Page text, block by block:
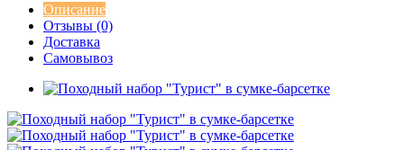
Описание
Отзывы (0)
Доставка
Самовывоз